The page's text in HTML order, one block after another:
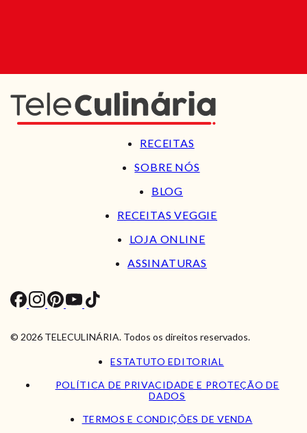
RECEITAS
SOBRE NÓS
BLOG
RECEITAS VEGGIE
LOJA ONLINE
ASSINATURAS
© 2026 TELECULINÁRIA. Todos os direitos reservados.
ESTATUTO EDITORIAL
POLÍTICA DE PRIVACIDADE E PROTEÇÃO DE
DADOS
TERMOS E CONDIÇÕES DE VENDA